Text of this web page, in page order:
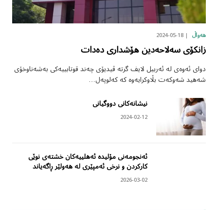
هەواڵ 2024-05-18
زانکۆی سەلاحەدین هۆشداری دەدات
دوای ئەوەی لە ئەربیل لایف گرتە ڤیدیۆی چەند قوتابییەکی بەشەناوخۆی
شەهید شەوکەت بڵاوکرایەوە کە کەلوپەل…
نیشانەکانی دووگیانی
2024-02-12
ئەنجومەنی مۆلیدە ئەهلییەکان خشتەی نوێی
کارکردن و نرخی ئەمپێری لە هەولێر ڕاگەیاند
2026-03-02